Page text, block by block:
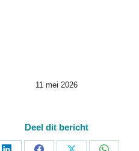
11 mei 2026
Deel dit bericht